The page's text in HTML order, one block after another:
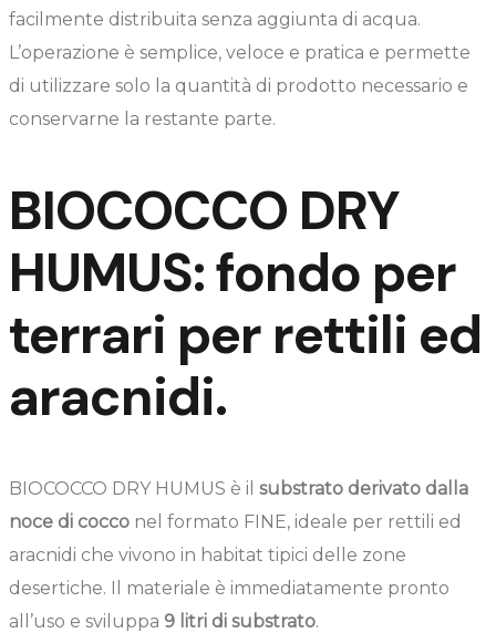
facilmente distribuita senza aggiunta di acqua.
L’operazione è semplice, veloce e pratica e permette
di utilizzare solo la quantità di prodotto necessario e
conservarne la restante parte.
BIOCOCCO DRY
HUMUS: fondo per
terrari per rettili ed
aracnidi.
BIOCOCCO DRY HUMUS è il substrato derivato dalla
noce di cocco nel formato FINE, ideale per rettili ed
aracnidi che vivono in habitat tipici delle zone
desertiche. Il materiale è immediatamente pronto
all’uso e sviluppa 9 litri di substrato.